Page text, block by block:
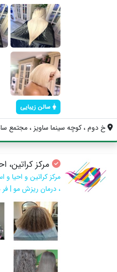
سالن زیبایی
خ دوم ، كوچه سينما ساويز ، مجتمع
مرکز کراتین،
مرکز کراتین و احیا
، درمان ریزش مو |